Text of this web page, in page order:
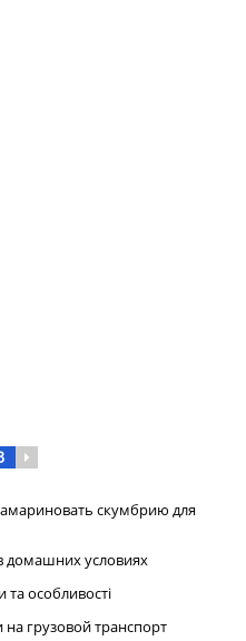
скумбрию для
домашних условиях
та особливості
на грузовой транспорт